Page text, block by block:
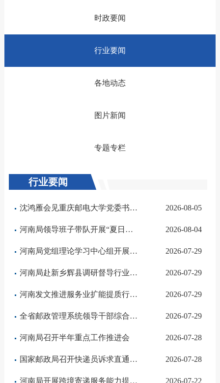
时政要闻
行业要闻
各地动态
图片新闻
专题专栏
行业要闻
沈鸿雁会见重庆邮电大学党委书记李林和校长苏森 2026-08-05
河南局领导班子带队开展“夏日送清凉”慰问活动 2026-08-04
河南局党组理论学习中心组开展习近平党建思想专题学习 2026-07-29
河南局赴新乡辉县调研督导行业重点工作 2026-07-29
河南发文推进服务业扩能提质行业发展获政策利好 2026-07-29
全省邮政管理系统领导干部综合能力提升培训班举办 2026-07-29
河南局召开半年重点工作推进会 2026-07-28
国家邮政局召开快递员诉求直通车试点经验总结交流暨建立快递企业党组织全覆盖联系机制任务部署会 2026-07-28
河南局开展跨境寄递服务能力提升专题调研 2026-07-22